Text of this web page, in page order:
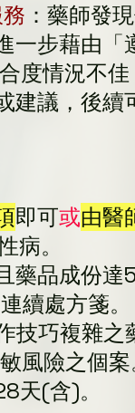
：藥師發
一步藉由
度情況不
建議，後
即可或由醫
病。
藥品成份達
續處方箋。
技巧複雜之
風險之個
天(含)。